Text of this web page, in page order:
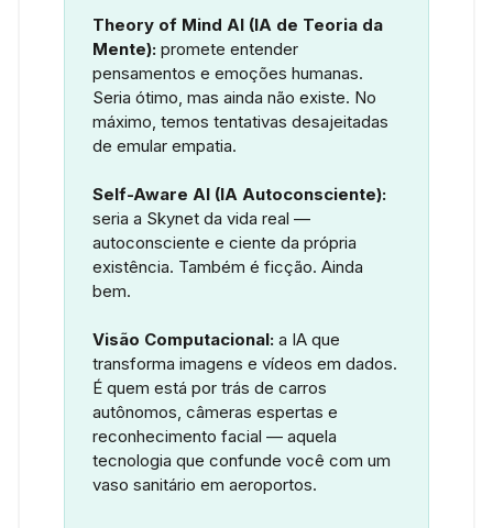
Theory of Mind AI (IA de Teoria da
Mente): promete entender
pensamentos e emoções humanas.
Seria ótimo, mas ainda não existe. No
máximo, temos tentativas desajeitadas
de emular empatia.
Self-Aware AI (IA Autoconsciente):
seria a Skynet da vida real —
autoconsciente e ciente da própria
existência. Também é ficção. Ainda
bem.
Visão Computacional: a IA que
transforma imagens e vídeos em dados.
É quem está por trás de carros
autônomos, câmeras espertas e
reconhecimento facial — aquela
tecnologia que confunde você com um
vaso sanitário em aeroportos.